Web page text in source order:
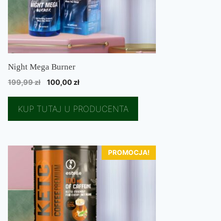
Night Mega Burner
199,99zł
Pierwotna
wynosiła:
100,00złAktualna
wynosi:
KUP TUTAJ U PRODUCENTA
PROMOCJA!